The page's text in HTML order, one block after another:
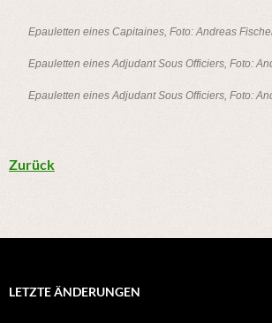
Epauletten eines Capitaines, Foto: Andreas
Epauletten eines Adjudant Sous Officiers, Foto:
Epauletten eines Adjudant Sous Officiers, Foto:
Zurück
LETZTE ÄNDERUNGEN